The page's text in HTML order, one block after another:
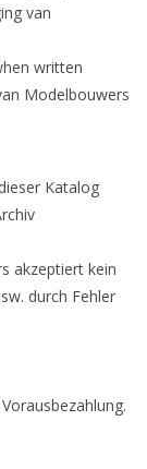
van
written
Modelbouwers
Katalog
akzeptiert kein
durch Fehler